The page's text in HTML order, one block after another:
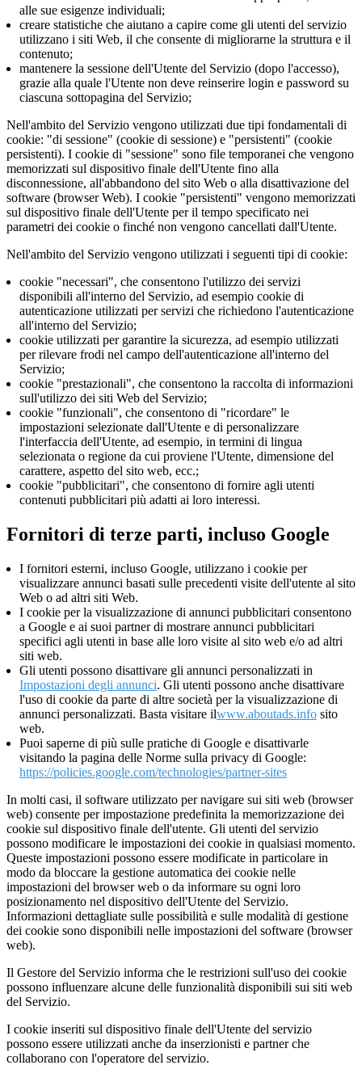
alle sue esigenze individuali;
creare statistiche che aiutano a capire come gli utenti del servizio
utilizzano i siti Web, il che consente di migliorarne la struttura e il
contenuto;
mantenere la sessione dell'Utente del Servizio (dopo l'accesso),
grazie alla quale l'Utente non deve reinserire login e password su
ciascuna sottopagina del Servizio;
Nell'ambito del Servizio vengono utilizzati due tipi fondamentali di
cookie: "di sessione" (cookie di sessione) e "persistenti" (cookie
persistenti). I cookie di "sessione" sono file temporanei che vengono
memorizzati sul dispositivo finale dell'Utente fino alla
disconnessione, all'abbandono del sito Web o alla disattivazione del
software (browser Web). I cookie "persistenti" vengono memorizzati
sul dispositivo finale dell'Utente per il tempo specificato nei
parametri dei cookie o finché non vengono cancellati dall'Utente.
Nell'ambito del Servizio vengono utilizzati i seguenti tipi di cookie:
cookie "necessari", che consentono l'utilizzo dei servizi
disponibili all'interno del Servizio, ad esempio cookie di
autenticazione utilizzati per servizi che richiedono l'autenticazione
all'interno del Servizio;
cookie utilizzati per garantire la sicurezza, ad esempio utilizzati
per rilevare frodi nel campo dell'autenticazione all'interno del
Servizio;
cookie "prestazionali", che consentono la raccolta di informazioni
sull'utilizzo dei siti Web del Servizio;
cookie "funzionali", che consentono di "ricordare" le
impostazioni selezionate dall'Utente e di personalizzare
l'interfaccia dell'Utente, ad esempio, in termini di lingua
selezionata o regione da cui proviene l'Utente, dimensione del
carattere, aspetto del sito web, ecc.;
cookie "pubblicitari", che consentono di fornire agli utenti
contenuti pubblicitari più adatti ai loro interessi.
Fornitori di terze parti, incluso Google
I fornitori esterni, incluso Google, utilizzano i cookie per
visualizzare annunci basati sulle precedenti visite dell'utente al sito
Web o ad altri siti Web.
I cookie per la visualizzazione di annunci pubblicitari consentono
a Google e ai suoi partner di mostrare annunci pubblicitari
specifici agli utenti in base alle loro visite al sito web e/o ad altri
siti web.
Gli utenti possono disattivare gli annunci personalizzati in
Impostazioni degli annunci. Gli utenti possono anche disattivare
l'uso di cookie da parte di altre società per la visualizzazione di
annunci personalizzati. Basta visitare ilwww.aboutads.info sito
web.
Puoi saperne di più sulle pratiche di Google e disattivarle
visitando la pagina delle Norme sulla privacy di Google:
https://policies.google.com/technologies/partner-sites
In molti casi, il software utilizzato per navigare sui siti web (browser
web) consente per impostazione predefinita la memorizzazione dei
cookie sul dispositivo finale dell'utente. Gli utenti del servizio
possono modificare le impostazioni dei cookie in qualsiasi momento.
Queste impostazioni possono essere modificate in particolare in
modo da bloccare la gestione automatica dei cookie nelle
impostazioni del browser web o da informare su ogni loro
posizionamento nel dispositivo dell'Utente del Servizio.
Informazioni dettagliate sulle possibilità e sulle modalità di gestione
dei cookie sono disponibili nelle impostazioni del software (browser
web).
Il Gestore del Servizio informa che le restrizioni sull'uso dei cookie
possono influenzare alcune delle funzionalità disponibili sui siti web
del Servizio.
I cookie inseriti sul dispositivo finale dell'Utente del servizio
possono essere utilizzati anche da inserzionisti e partner che
collaborano con l'operatore del servizio.